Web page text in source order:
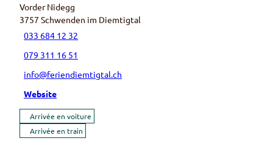
Vorder Nidegg
3757 Schwenden im Diemtigtal
033 684 12 32
079 311 16 51
info@feriendiemtigtal.ch
Website
Arrivée en voiture
Arrivée en train